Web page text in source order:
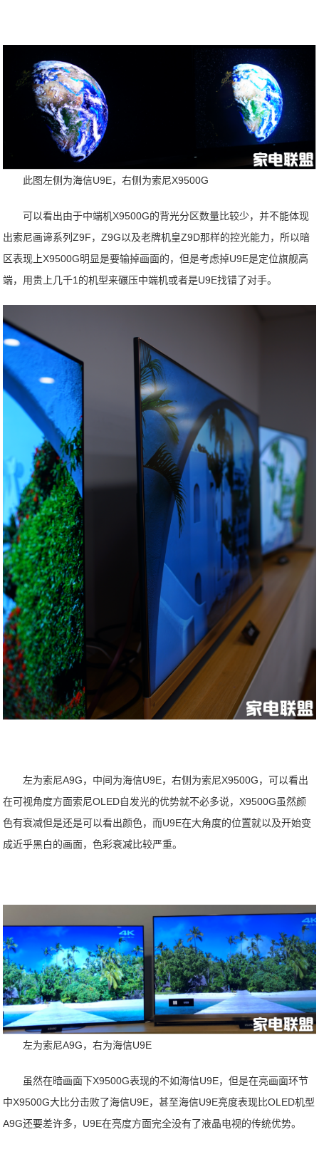
此图左侧为海信U9E，右侧为索尼X9500G
可以看出由于中端机X9500G的背光分区数量比较少，并不能体现
出索尼画谛系列Z9F，Z9G以及老牌机皇Z9D那样的控光能力，所以暗
区表现上X9500G明显是要输掉画面的，但是考虑掉U9E是定位旗舰高
端，用贵上几千1的机型来碾压中端机或者是U9E找错了对手。
左为索尼A9G，中间为海信U9E，右侧为索尼X9500G，可以看出
在可视角度方面索尼OLED自发光的优势就不必多说，X9500G虽然颜
色有衰减但是还是可以看出颜色，而U9E在大角度的位置就以及开始变
成近乎黑白的画面，色彩衰减比较严重。
左为索尼A9G，右为海信U9E
虽然在暗画面下X9500G表现的不如海信U9E，但是在亮画面环节
中X9500G大比分击败了海信U9E，甚至海信U9E亮度表现比OLED机型
A9G还要差许多，U9E在亮度方面完全没有了液晶电视的传统优势。